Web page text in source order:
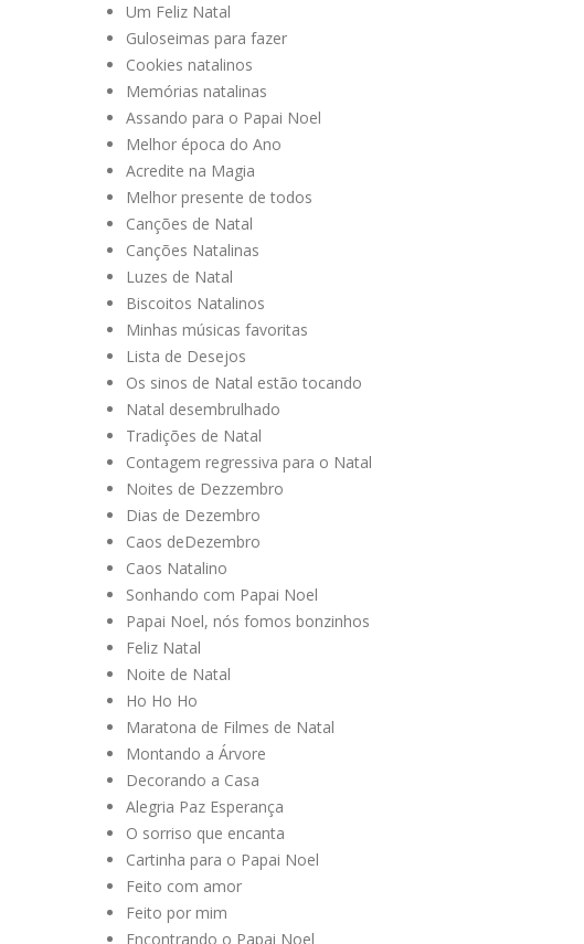
Um Feliz Natal
Guloseimas para fazer
Cookies natalinos
Memórias natalinas
Assando para o Papai Noel
Melhor época do Ano
Acredite na Magia
Melhor presente de todos
Canções de Natal
Canções Natalinas
Luzes de Natal
Biscoitos Natalinos
Minhas músicas favoritas
Lista de Desejos
Os sinos de Natal estão tocando
Natal desembrulhado
Tradições de Natal
Contagem regressiva para o Natal
Noites de Dezzembro
Dias de Dezembro
Caos deDezembro
Caos Natalino
Sonhando com Papai Noel
Papai Noel, nós fomos bonzinhos
Feliz Natal
Noite de Natal
Ho Ho Ho
Maratona de Filmes de Natal
Montando a Árvore
Decorando a Casa
Alegria Paz Esperança
O sorriso que encanta
Cartinha para o Papai Noel
Feito com amor
Feito por mim
Encontrando o Papai Noel